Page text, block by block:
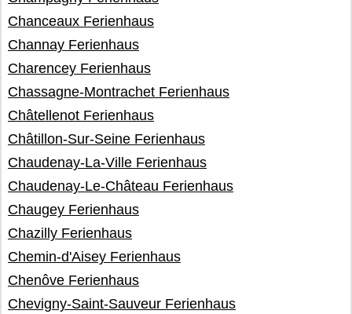
Chanceaux Ferienhaus
Channay Ferienhaus
Charencey Ferienhaus
Chassagne-Montrachet Ferienhaus
Châtellenot Ferienhaus
Châtillon-Sur-Seine Ferienhaus
Chaudenay-La-Ville Ferienhaus
Chaudenay-Le-Château Ferienhaus
Chaugey Ferienhaus
Chazilly Ferienhaus
Chemin-d'Aisey Ferienhaus
Chenôve Ferienhaus
Chevigny-Saint-Sauveur Ferienhaus